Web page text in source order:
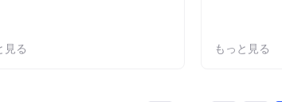
見る もっと見る